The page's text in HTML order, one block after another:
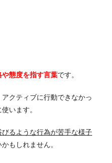
や態度を指す言葉です。
クティブに行動できなかっ
います。
びるような行為が苦手な様子
もしれません。